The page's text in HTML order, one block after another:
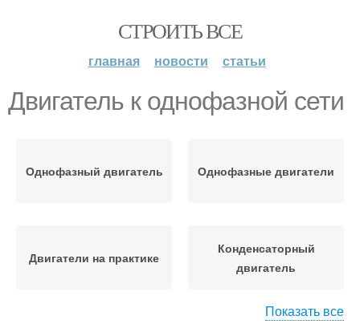
СТРОИТЬ ВСЕ
главная новости статьи
Двигатель к однофазной сети
Однофазный двигатель Однофазные двигатели
Двигатели на практике
Конденсаторный
двигатель
Показать все